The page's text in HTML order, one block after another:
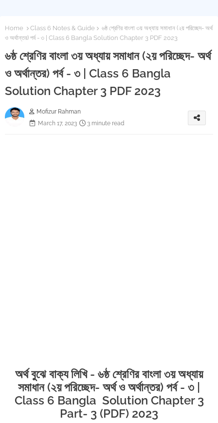
Home Class 6 Notes & Guide
৬ষ্ঠ শ্রেণির বাংলা ৩য় অধ্যায় সমাধান (২য় পরিচ্ছেদ- অর্থ
ও অর্থান্তর) পর্ব - ৩ | Class 6 Bangla Solution Chapter 3 PDF 2023
৬ষ্ঠ শ্রেণির বাংলা ৩য় অধ্যায় সমাধান (২য় পরিচ্ছেদ- অর্থ
ও অর্থান্তর) পর্ব - ৩ | Class 6 Bangla
Solution Chapter 3 PDF 2023
Mofizur Rahman
March 17, 2023
3 minute read
অর্থ বুঝে বাক্য লিখি - ৬ষ্ঠ শ্রেণির বাংলা ৩য় অধ্যায়
সমাধান (২য় পরিচ্ছেদ- অর্থ ও অর্থান্তর) পর্ব - ৩ |
Class 6 Bangla Solution Chapter 3
Part- 3 (PDF) 2023